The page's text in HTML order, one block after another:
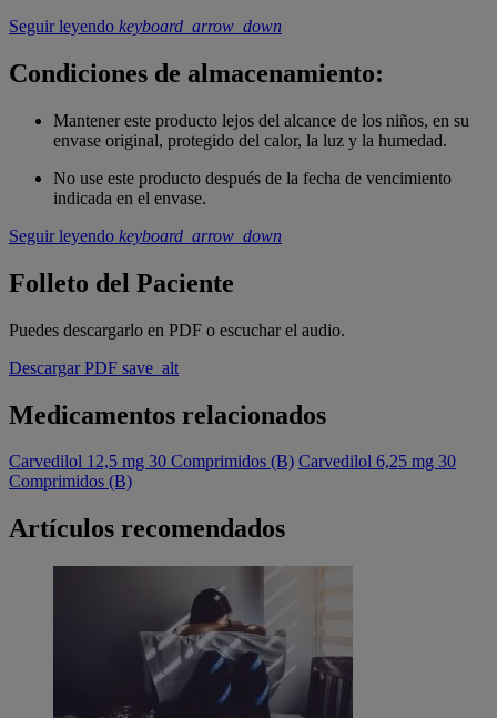
Seguir leyendo keyboard_arrow_down
Condiciones de almacenamiento:
Mantener este producto lejos del alcance de los niños, en su
envase original, protegido del calor, la luz y la humedad.
No use este producto después de la fecha de vencimiento
indicada en el envase.
Seguir leyendo keyboard_arrow_down
Folleto del Paciente
Puedes descargarlo en PDF o escuchar el audio.
Descargar PDF save_alt
Medicamentos relacionados
Carvedilol 12,5 mg 30 Comprimidos (B) Carvedilol 6,25 mg 30
Comprimidos (B)
Artículos recomendados